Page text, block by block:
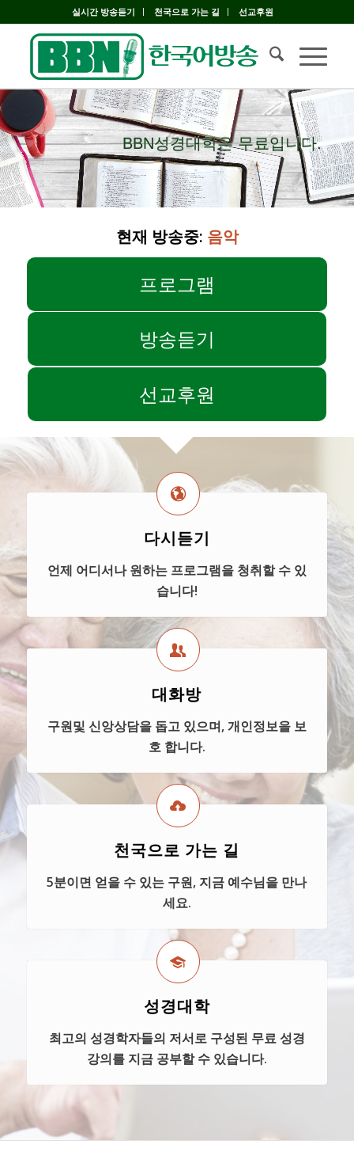
실시간 방송듣기 천국으로 가는 길 선교후원
BBN성경대학은 무료입니다.
BBN성경대학은 무료입니다.
현재 방송중: 음악
프로그램
방송듣기
선교후원
다시듣기
언제 어디서나 원하는 프로그램을 청취할 수 있
습니다!
대화방
구원및 신앙상담을 돕고 있으며, 개인정보을 보
호 합니다.
천국으로 가는 길
5분이면 얻을 수 있는 구원, 지금 예수님을 만나
세요.
성경대학
최고의 성경학자들의 저서로 구성된 무료 성경
강의를 지금 공부할 수 있습니다.